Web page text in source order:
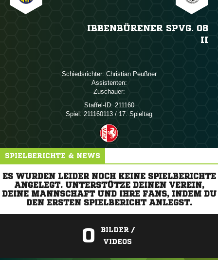
IBBENBÜRENER SPVG. 08
II
Schiedsrichter:  
Assistenten:
Zuschauer:
Staffel-ID: 211160
Spiel: 211160113 / 17. Spieltag
SPIELBERICHTE & NEWS
ES WURDEN LEIDER NOCH KEINE SPIELBERICHTE
ANGELEGT. UNTERSTÜTZE DEINEN VEREIN,
DEINE MANNSCHAFT UND IHRE FANS, INDEM DU
DEN ERSTEN SPIELBERICHT ANLEGST.
0
BILDER /
VIDEOS